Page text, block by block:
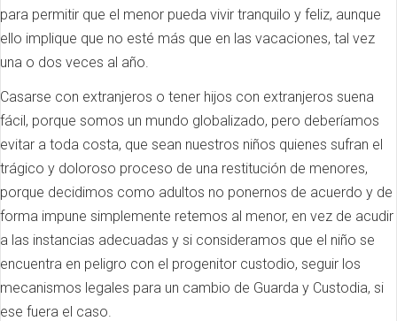
para permitir que el menor pueda vivir tranquilo y feliz, aunque
ello implique que no esté más que en las vacaciones, tal vez
una o dos veces al año.
Casarse con extranjeros o tener hijos con extranjeros suena
fácil, porque somos un mundo globalizado, pero deberíamos
evitar a toda costa, que sean nuestros niños quienes sufran el
trágico y doloroso proceso de una restitución de menores,
porque decidimos como adultos no ponernos de acuerdo y de
forma impune simplemente retemos al menor, en vez de acudir
a las instancias adecuadas y si consideramos que el niño se
encuentra en peligro con el progenitor custodio, seguir los
mecanismos legales para un cambio de Guarda y Custodia, si
ese fuera el caso.